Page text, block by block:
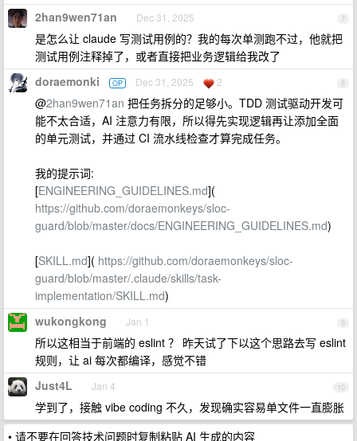
7
2han9wen71an Dec 31, 2025
是怎么让 claude 写测试用例的？我的每次单测跑不过，他就把
测试用例注释掉了，或者直接把业务逻辑给我改了
8
doraemonki OP Dec 31, 2025 2
@2han9wen71an 把任务拆分的足够小。TDD 测试驱动开发可
能不太合适，AI 注意力有限，所以得先实现逻辑再让添加全面
的单元测试，并通过 CI 流水线检查才算完成任务。
我的提示词:
[ENGINEERING_GUIDELINES.md](
https://github.com/doraemonkeys/sloc-
guard/blob/master/docs/ENGINEERING_GUIDELINES.md)
[SKILL.md]( https://github.com/doraemonkeys/sloc-
guard/blob/master/.claude/skills/task-
implementation/SKILL.md)
9
wukongkong Jan 1
所以这相当于前端的 eslint ？ 昨天试了下以这个思路去写 eslint
规则，让 ai 每次都编译，感觉不错
10
Just4L Jan 4
学到了，接触 vibe coding 不久，发现确实容易单文件一直膨胀
• 请不要在回答技术问题时复制粘贴 AI 生成的内容